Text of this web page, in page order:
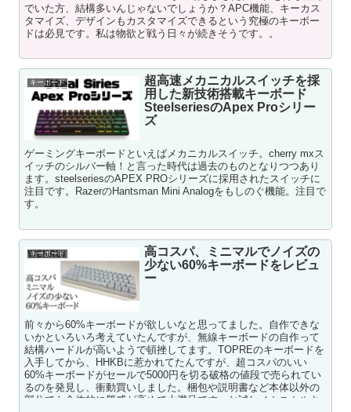
でいた方、結構多いんじゃないでしょうか？APC機能、キーカス
タマイズ、デザインもカスタマイズできるという究極のキーボー
ドは必見です。私は物欲と戦う日々が続きそうです。。
キーボード
超高速メカニカルスイッチを採
用した新技術搭載キーボード
SteelseriesのApex Proシリー
ズ
ゲーミングキーボードといえばメカニカルスイッチ。cherry mxス
イッチのシルバー軸！と言った時代は過去のものとなりつつあり
ます。steelseriesのAPEX PROシリーズに採用されたスイッチに
注目です。RazerのHantsman Mini Analogをもしのぐ機能。注目で
す。
キーボード
高コスパ、ミニマルでノイズの
少ない60%キーボードをレビュ
ー
前々から60%キーボードが欲しいなと思ってました。自作できな
いかといろいろ考えていたんですが、無線キーボードの自作って
結構ハードルが高いようで頓挫してます。TOPREのキーボードを
入手してから、HHKBに惹かれてたんですが、超コスパのいい
60%キーボードがセールで5000円を切る破格の値段で売られてい
るのを発見し、衝動買いしました。梱包や説明書など本体以外の
部分でも全体的に質感が高めで大満足です。お試しメカニカルキ